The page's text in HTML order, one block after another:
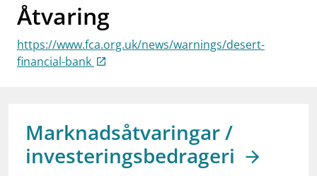
businessOm Finanstilsynet
mail_outlineKontakt oss
notifications_noneAbonner på nyhetsvarsel
Åtvaring
https://www.fca.org.uk/news/warnings/desert-
financial-bank
Marknadsåtvaringar /
investeringsbedrageri